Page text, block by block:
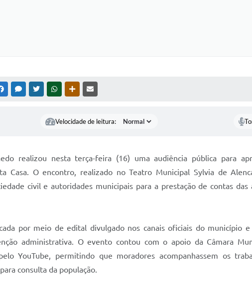
FACEBOOKMESSENGER
TWITTERWHATSAPPOUTRAS MÍDIAS
Velocidade de leitura:
realizou nesta terça-feira (16) uma audiência pública para
Casa. O encontro, realizado no Teatro Municipal Sylvia de
civil e autoridades municipais para a prestação de contas
por meio de edital divulgado nos canais oficiais do município
administrativa. O evento contou com o apoio da Câmara
YouTube, permitindo que moradores acompanhassem os
consulta da população.